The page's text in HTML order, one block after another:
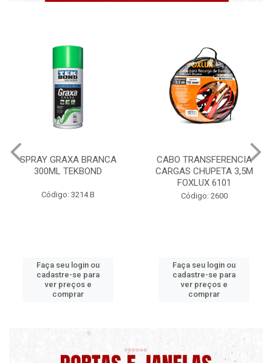
SPRAY GRAXA BRANCA
300ML TEKBOND
Código: 3214 B
Faça seu login ou
cadastre-se para
ver preços e
comprar
CABO TRANSFERENCIA
CARGAS CHUPETA 3,5M
FOXLUX 6101
Código: 2600
Faça seu login ou
cadastre-se para
ver preços e
comprar